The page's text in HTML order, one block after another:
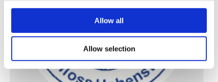
Allow all
Allow selection